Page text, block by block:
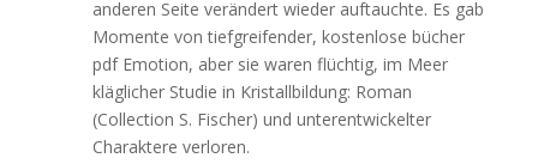
anderen Seite verändert wieder auftauchte. Es gab
Momente von tiefgreifender, kostenlose bücher
pdf Emotion, aber sie waren flüchtig, im Meer
kläglicher Studie in Kristallbildung: Roman
(Collection S. Fischer) und unterentwickelter
Charaktere verloren.